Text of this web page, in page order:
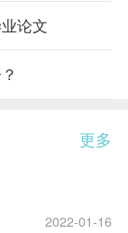
论文
更多
2022-01-16